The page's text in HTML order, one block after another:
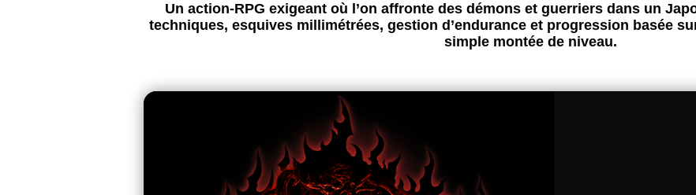
Un action-RPG exigeant où l’on affronte des démons et guerriers dans un
techniques, esquives millimétrées, gestion d’endurance et progression basée
simple montée de niveau.